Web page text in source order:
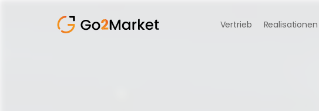
Vertrieb Realisationen